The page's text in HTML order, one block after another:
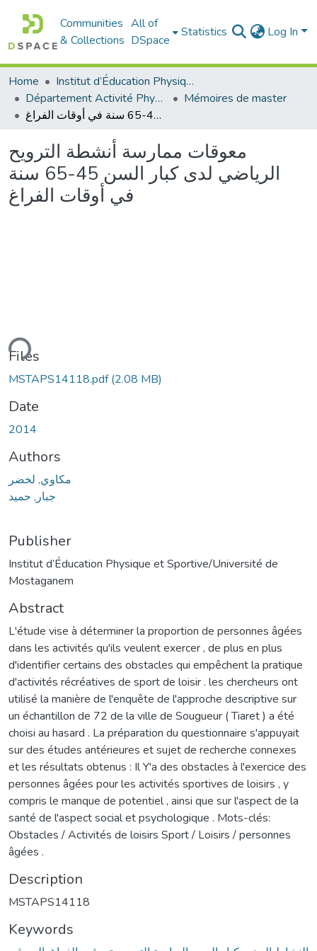
Communities
& Collections
All of
DSpace
Statistics Log In
Home
Institut d’Éducation Physique et Sportive
Département Activité Physique Adaptée (APA)
Mémoires de master
معوقات ممارسة أنشطة الترويح الرياضي لدى كبار السن 45-65 سنة في أوقات الفراغ
معوقات ممارسة أنشطة الترويح
الرياضي لدى كبار السن 45-65 سنة
في أوقات الفراغ
Files
MSTAPS14118.pdf(2.08 MB)
Date
2014
Authors
مكاوي, لخضر
جبار, حميد
Publisher
Institut d’Éducation Physique et Sportive/Université de
Mostaganem
Abstract
L'étude vise à déterminer la proportion de personnes âgées
dans les activités qu'ils veulent exercer , de plus en plus
d'identifier certains des obstacles qui empêchent la pratique
d'activités récréatives de sport de loisir . les chercheurs ont
utilisé la manière de l'enquête de l'approche descriptive sur
un échantillon de 72 de la ville de Sougueur ( Tiaret ) a été
choisi au hasard . La préparation du questionnaire s'appuyait
sur des études antérieures et sujet de recherche connexes
et les résultats obtenus : Il Y'a des obstacles à l'exercice des
personnes âgées pour les activités sportives de loisirs , y
compris le manque de potentiel , ainsi que sur l'aspect de la
santé de l'aspect social et psychologique . Mots-clés:
Obstacles / Activités de loisirs Sport / Loisirs / personnes
âgées .
Description
MSTAPS14118
Keywords